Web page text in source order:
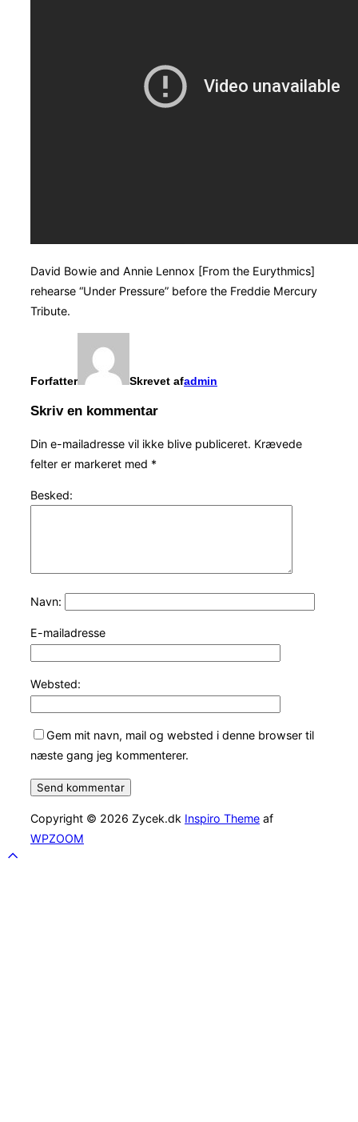
David Bowie and Annie Lennox [From the Eurythmics]
rehearse “Under Pressure” before the Freddie Mercury
Tribute.
Forfatter Skrevet afadmin
Skriv en kommentar
Din e-mailadresse vil ikke blive publiceret. Krævede
felter er markeret med *
Besked:
Navn:
E-mailadresse
Websted:
Gem mit navn, mail og websted i denne browser til
næste gang jeg kommenterer.
Copyright © 2026 Zycek.dk Inspiro Theme af
WPZOOM